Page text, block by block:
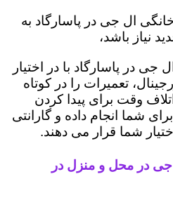
خانگی ال جی در پاسارگاد به
نیاز باشد،
جی در پاسارگاد با در اختیار
تعمیرات را در کوتاه
وقت برای پیدا کردن
شما انجام داده و گارانتی
شما قرار می دهند.
جی در محل و منزل در